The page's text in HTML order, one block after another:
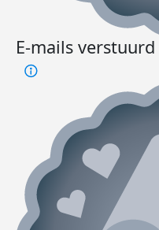
E-mails verstuurd